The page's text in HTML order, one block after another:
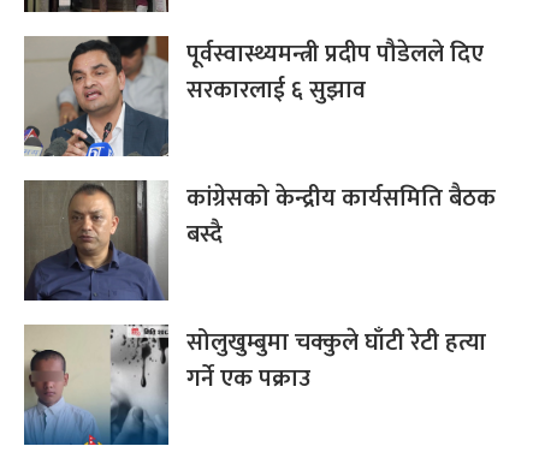
पूर्वस्वास्थ्यमन्त्री प्रदीप पौडेलले दिए
सरकारलाई ६ सुझाव
कांग्रेसको केन्द्रीय कार्यसमिति बैठक
बस्दै
सोलुखुम्बुमा चक्कुले घाँटी रेटी हत्या
गर्ने एक पक्राउ